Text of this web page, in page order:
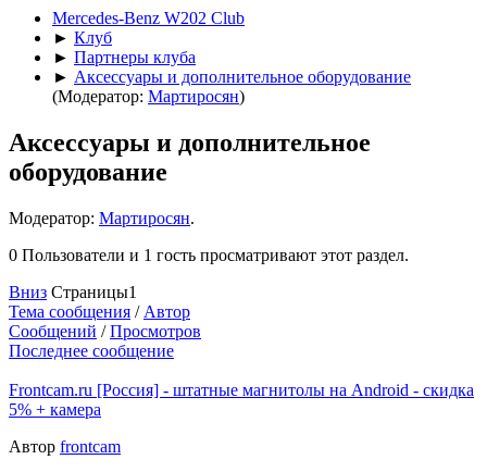
Mercedes-Benz W202 Club
► Клуб
► Партнеры клуба
► Аксессуары и дополнительное оборудование
(Модератор: Мартиросян)
Аксессуары и дополнительное
оборудование
Модератор: Мартиросян.
0 Пользователи и 1 гость просматривают этот раздел.
Вниз Страницы1
Тема сообщения / Автор
Сообщений /Просмотров
Последнее сообщение
Frontcam.ru [Россия] - штатные магнитолы на Android - скидка
5% + камера
Автор frontcam